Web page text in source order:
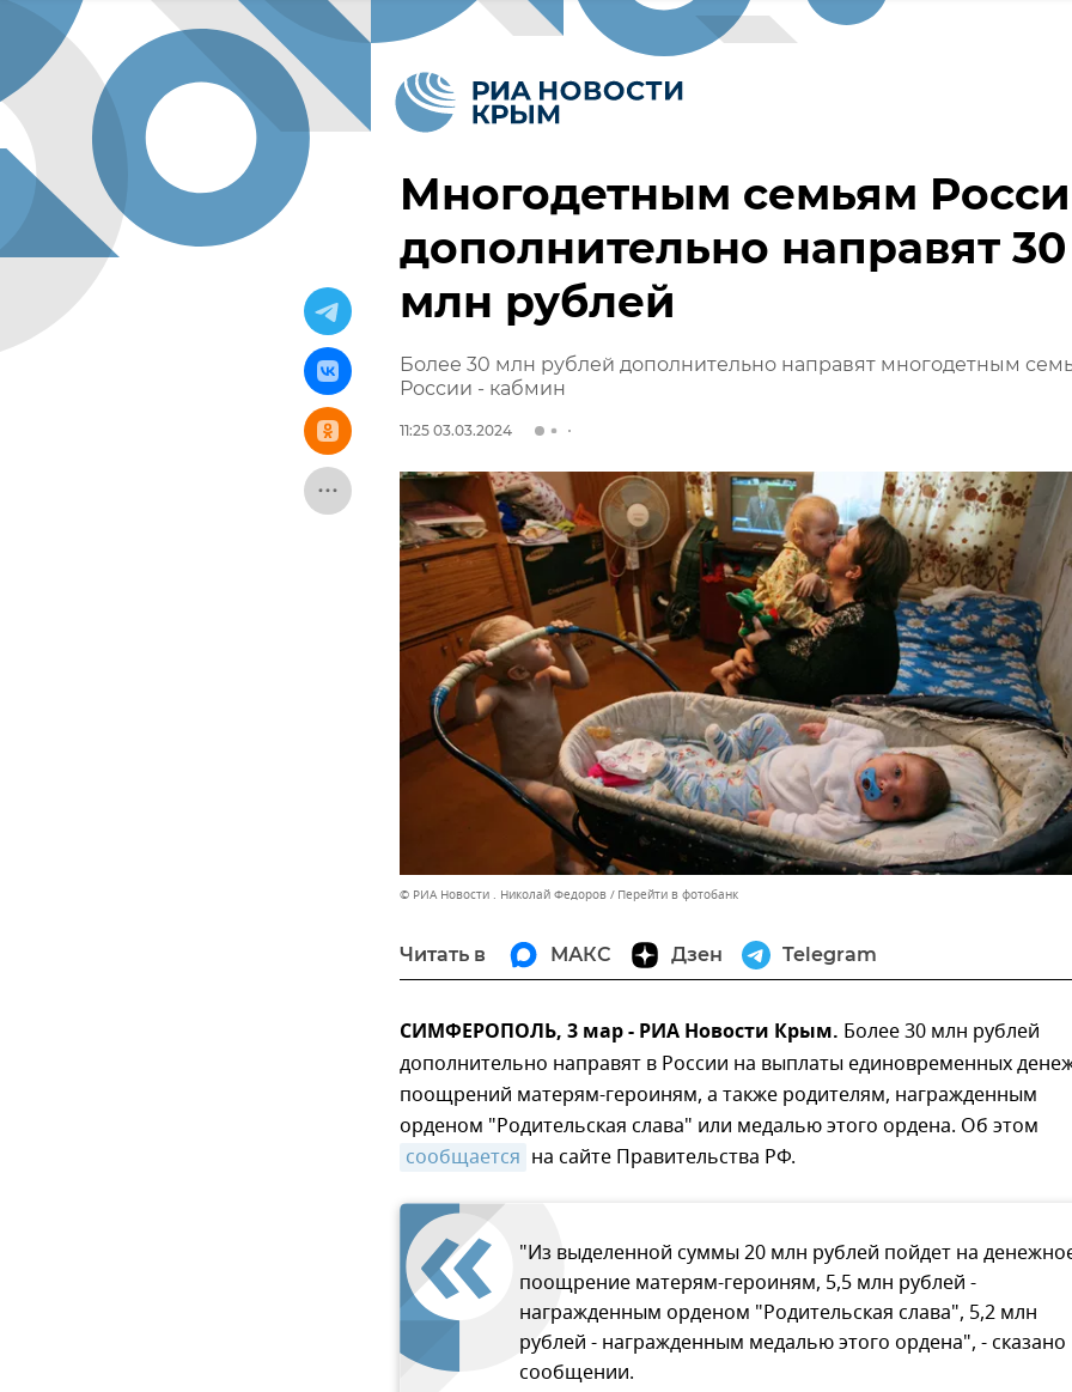
Многодетным семьям
дополнительно направят 30
млн рублей
Более 30 млн рублей дополнительно направят многодетным
России - кабмин
11:25 03.03.2024
© РИА Новости . Николай Федоров Перейти в фотобанк
Читать в МАКС Дзен Telegram
СИМФЕРОПОЛЬ, 3 мар - РИА Новости Крым. Более 30 млн рублей
дополнительно направят в России на выплаты единовременных
поощрений матерям-героиням, а также родителям, награжденным
орденом "Родительская слава" или медалью этого ордена. Об этом
сообщается на сайте Правительства РФ.
"Из выделенной суммы 20 млн рублей пойдет на
поощрение матерям-героиням, 5,5 млн рублей -
награжденным орденом "Родительская слава", 5,2 млн
рублей - награжденным медалью этого ордена", - сказано
сообщении.